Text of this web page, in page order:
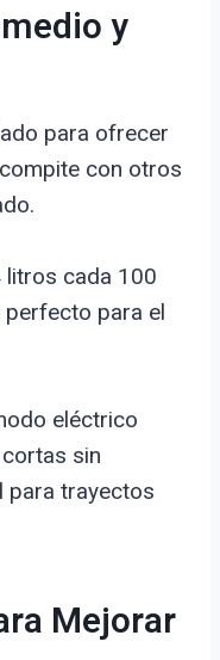
y
para ofrecer
con otros
litros cada 100
perfecto para el
eléctrico
sin
para trayectos
Mejorar